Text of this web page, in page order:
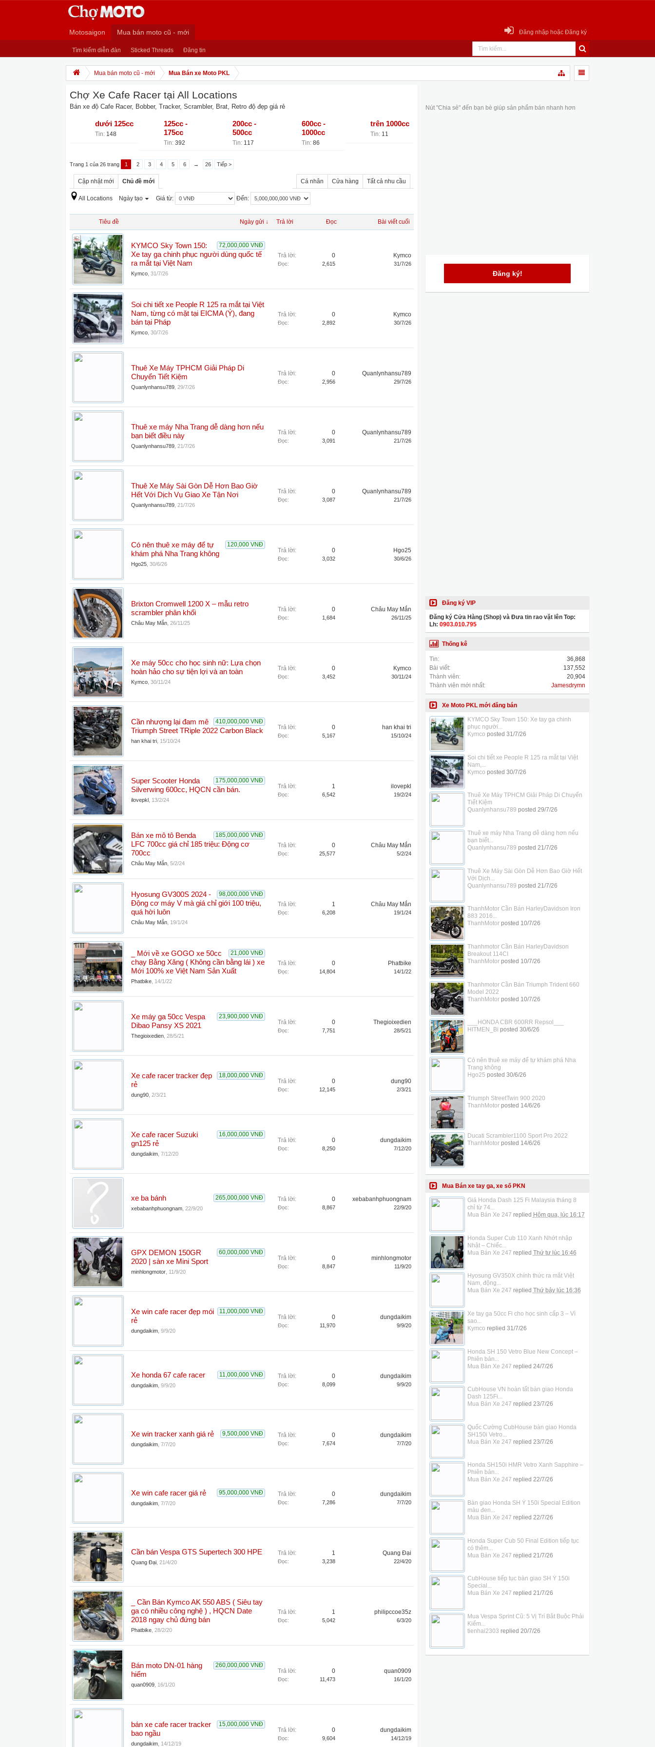
Motosaigon Mua bán moto cũ - mới
Tìm kiếm diễn đàn Sticked Threads Đăng tin
Đăng nhập hoặc Đăng ký
Mua bán moto cũ - mới Mua Bán xe Moto PKL
Chợ Xe Cafe Racer tại All Locations
Bán xe độ Cafe Racer, Bobber, Tracker, Scrambler, Brat, Retro độ đẹp giá rẻ
dưới 125cc
Tin: 148
125cc -
175cc
Tin: 392
200cc -
500cc
Tin: 117
600cc -
1000cc
Tin: 86
trên 1000cc
Tin: 11
Trang 1 của 26 trang 1 2 3 4 5 6 → 26 Tiếp >
Cập nhật mới Chủ đề mới Cá nhân Cửa hàng Tất cả nhu cầu
All Locations Ngày tạo Giá từ: Đến:
Tiêu đề Ngày gửi ↓ Trả lời Đọc Bài viết cuối
72,000,000 VNĐ
KYMCO Sky Town 150:
Xe tay ga chinh phục người dùng quốc tế
ra mắt tại Việt Nam
Kymco 31/7/26
Trả lời: 0
Đọc: 2,615
Kymco
31/7/26
Soi chi tiết xe People R 125 ra mắt tại Việt
Nam, từng có mặt tại EICMA (Ý), đang
bán tại Pháp
Kymco 30/7/26
Trả lời: 0
Đọc: 2,892
Kymco
30/7/26
Thuê Xe Máy TPHCM Giải Pháp Di
Chuyển Tiết Kiệm
Quanlynhansu789 29/7/26
Trả lời: 0
Đọc: 2,956
Quanlynhansu789
29/7/26
Thuê xe máy Nha Trang dễ dàng hơn nếu
bạn biết điều này
Quanlynhansu789 21/7/26
Trả lời: 0
Đọc: 3,091
Quanlynhansu789
21/7/26
Thuê Xe Máy Sài Gòn Dễ Hơn Bao Giờ
Hết Với Dịch Vụ Giao Xe Tận Nơi
Quanlynhansu789 21/7/26
Trả lời: 0
Đọc: 3,087
Quanlynhansu789
21/7/26
120,000 VNĐ
Có nên thuê xe máy để tự
khám phá Nha Trang không
Hgo25 30/6/26
Trả lời: 0
Đọc: 3,032
Hgo25
30/6/26
Brixton Cromwell 1200 X – mẫu retro
scrambler phân khối
Châu May Mắn 26/11/25
Trả lời: 0
Đọc: 1,684
Châu May Mắn
26/11/25
Xe máy 50cc cho học sinh nữ: Lựa chọn
hoàn hảo cho sự tiện lợi và an toàn
Kymco 30/11/24
Trả lời: 0
Đọc: 3,452
Kymco
30/11/24
410,000,000 VNĐ
Cần nhượng lại đam mê
Triumph Street TRiple 2022 Carbon Black
han khai tri 15/10/24
Trả lời: 0
Đọc: 5,167
han khai tri
15/10/24
175,000,000 VNĐ
Super Scooter Honda
Silverwing 600cc, HQCN cần bán.
ilovepkl 13/2/24
Trả lời: 1
Đọc: 6,542
ilovepkl
19/2/24
185,000,000 VNĐ
Bán xe mô tô Benda
LFC 700cc giá chỉ 185 triệu: Động cơ
700cc
Châu May Mắn 5/2/24
Trả lời: 0
Đọc: 25,577
Châu May Mắn
5/2/24
98,000,000 VNĐ
Hyosung GV300S 2024 -
Động cơ máy V mà giá chỉ giới 100 triệu,
quá hời luôn
Châu May Mắn 19/1/24
Trả lời: 1
Đọc: 6,208
Châu May Mắn
19/1/24
21,000 VNĐ
_ Mới về xe GOGO xe 50cc
chạy Bằng Xăng ( Không cần bằng lái ) xe
Mới 100% xe Việt Nam Sản Xuất
Phatbike 14/1/22
Trả lời: 0
Đọc: 14,804
Phatbike
14/1/22
23,900,000 VNĐ
Xe máy ga 50cc Vespa
Dibao Pansy XS 2021
Thegioixedien 28/5/21
Trả lời: 0
Đọc: 7,751
Thegioixedien
28/5/21
18,000,000 VNĐ
Xe cafe racer tracker đẹp
rẻ
dung90 2/3/21
Trả lời: 0
Đọc: 12,145
dung90
2/3/21
16,000,000 VNĐ
Xe cafe racer Suzuki
gn125 rẻ
dungdaikim 7/12/20
Trả lời: 0
Đọc: 8,250
dungdaikim
7/12/20
265,000,000 VNĐ
xe ba bánh
xebabanhphuongnam 22/9/20
Trả lời: 0
Đọc: 8,867
xebabanhphuongnam
22/9/20
60,000,000 VNĐ
GPX DEMON 150GR
2020 | sàn xe Mini Sport
minhlongmotor 11/9/20
Trả lời: 0
Đọc: 8,847
minhlongmotor
11/9/20
11,000,000 VNĐ
Xe win cafe racer đẹp mói
rẻ
dungdaikim 9/9/20
Trả lời: 0
Đọc: 11,970
dungdaikim
9/9/20
11,000,000 VNĐ
Xe honda 67 cafe racer
dungdaikim 9/9/20
Trả lời: 0
Đọc: 8,099
dungdaikim
9/9/20
9,500,000 VNĐ
Xe win tracker xanh giá rẻ
dungdaikim 7/7/20
Trả lời: 0
Đọc: 7,674
dungdaikim
7/7/20
95,000,000 VNĐ
Xe win cafe racer giá rẻ
dungdaikim 7/7/20
Trả lời: 0
Đọc: 7,286
dungdaikim
7/7/20
Cần bán Vespa GTS Supertech 300 HPE
Quang Đại 21/4/20
Trả lời: 1
Đọc: 3,238
Quang Đại
22/4/20
_ Cần Bán Kymco AK 550 ABS ( Siêu tay
ga có nhiều công nghệ ) , HQCN Date
2018 ngay chủ đứng bán
Phatbike 28/2/20
Trả lời: 1
Đọc: 5,042
philipccoe35z
6/3/20
260,000,000 VNĐ
Bán moto DN-01 hàng
hiếm
quan0909 16/1/20
Trả lời: 0
Đọc: 11,473
quan0909
16/1/20
15,000,000 VNĐ
bán xe cafe racer tracker
bao ngầu
dungdaikim 14/12/19
Trả lời: 0
Đọc: 9,604
dungdaikim
14/12/19
Nút "Chia sẻ" đến bạn bè giúp sản phẩm bán nhanh hơn
Đăng ký!
Đăng ký VIP
Đăng ký Cửa Hàng (Shop) và Đưa tin rao vặt lên Top:
Lh: 0903.010.795
Thống kê
Tin:
36,868
Bài viết:
137,552
Thành viên:
20,904
Thành viên mới nhất:
Jamesdrymn
Xe Moto PKL mới đăng bán
KYMCO Sky Town 150: Xe tay ga chinh
phục người...
Kymco posted 31/7/26
Soi chi tiết xe People R 125 ra mắt tại Việt
Nam,...
Kymco posted 30/7/26
Thuê Xe Máy TPHCM Giải Pháp Di Chuyển
Tiết Kiệm
Quanlynhansu789 posted 29/7/26
Thuê xe máy Nha Trang dễ dàng hơn nếu
bạn biết...
Quanlynhansu789 posted 21/7/26
Thuê Xe Máy Sài Gòn Dễ Hơn Bao Giờ Hết
Với Dịch...
Quanlynhansu789 posted 21/7/26
ThanhMotor Cần Bán HarleyDavidson Iron
883 2016...
ThanhMotorposted 10/7/26
Thanhmotor Cần Bán HarleyDavidson
Breakout 114CI
ThanhMotorposted 10/7/26
Thanhmotor Cần Bán Triumph Trident 660
Model 2022
ThanhMotorposted 10/7/26
___HONDA CBR 600RR Repsol___
HITMEN_Bi posted 30/6/26
Có nên thuê xe máy để tự khám phá Nha
Trang không
Hgo25 posted 30/6/26
Triumph StreetTwin 900 2020
ThanhMotorposted 14/6/26
Ducati Scrambler1100 Sport Pro 2022
ThanhMotorposted 14/6/26
Mua Bán xe tay ga, xe số PKN
Giá Honda Dash 125 Fi Malaysia tháng 8
chỉ từ 74...
Mua Bán Xe 247 replied Hôm qua, lúc 16:17
Honda Super Cub 110 Xanh Nhớt nhập
Nhật – Chiếc...
Mua Bán Xe 247 replied Thứ tư lúc 16:46
Hyosung GV350X chính thức ra mắt Việt
Nam, động...
Mua Bán Xe 247 replied Thứ bảy lúc 16:36
Xe tay ga 50cc Fi cho học sinh cấp 3 – Vì
sao...
Kymco replied 31/7/26
Honda SH 150 Vetro Blue New Concept –
Phiên bản...
Mua Bán Xe 247 replied 24/7/26
CubHouse VN hoàn tất bàn giao Honda
Dash 125Fi...
Mua Bán Xe 247 replied 23/7/26
Quốc Cường CubHouse bàn giao Honda
SH150i Vetro...
Mua Bán Xe 247 replied 23/7/26
Honda SH150i HMR Vetro Xanh Sapphire –
Phiên bản...
Mua Bán Xe 247 replied 22/7/26
Bàn giao Honda SH Ý 150i Special Edition
màu đen...
Mua Bán Xe 247 replied 22/7/26
Honda Super Cub 50 Final Edition tiếp tục
có thêm...
Mua Bán Xe 247 replied 21/7/26
CubHouse tiếp tục bàn giao SH Ý 150i
Special...
Mua Bán Xe 247 replied 21/7/26
Mua Vespa Sprint Cũ: 5 Vị Trí Bắt Buộc Phải
Kiểm...
tienhai2303 replied 20/7/26